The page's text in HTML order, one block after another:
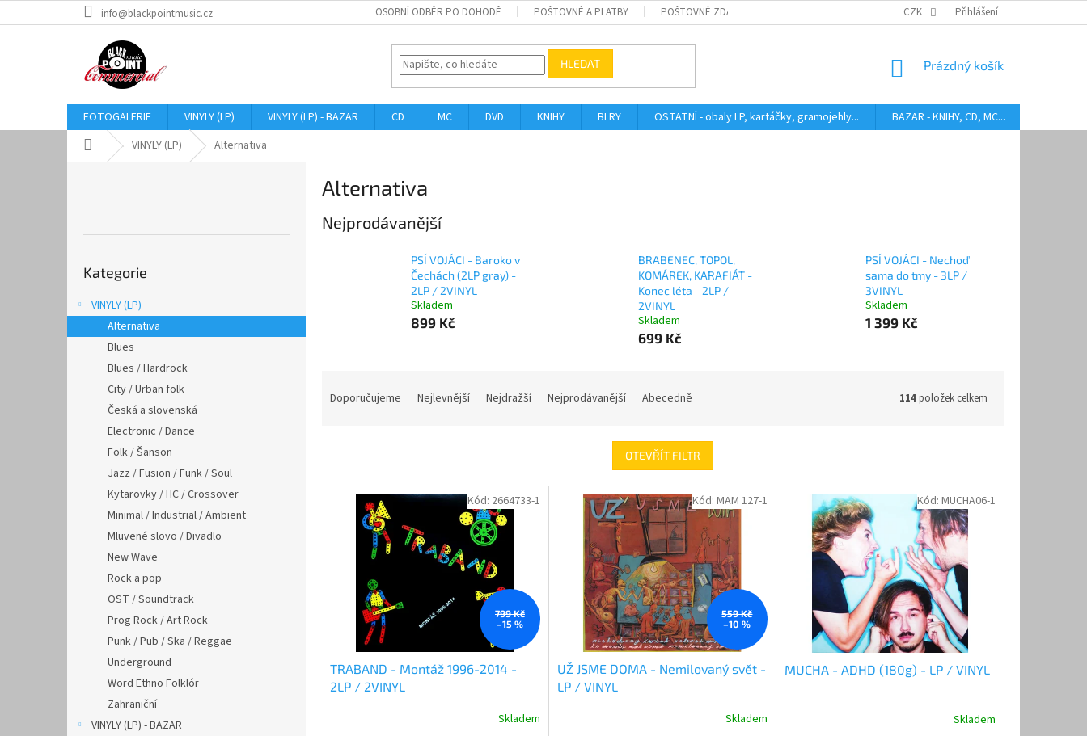
na
info@blackpointmusic.cz OSOBNÍ ODBĚR PO DOHODĚ POŠTOVNÉ A PLATBY POŠTOVNÉ ZDARMA HODNOCENÍ STAVU BAZAROVÝCH LP AUDIOKAZETY ANEB
CZK Přihlášení
HLEDAT
NÁKUPNÍ
Prázdný košík
FOTOGALERIE VINYLY (LP) VINYLY (LP) - BAZAR CD MC DVD KNIHY BLRY OSTATNÍ - obaly LP, kartáčky, gramojehly... BAZAR - KNIHY, CD, MC...
Domů VINYLY (LP) Alternativa
í
kategorie
Kategorie
VINYLY (LP)
Alternativa
Blues
Blues / Hardrock
City / Urban folk
Česká a slovenská
Electronic / Dance
Folk / Šanson
Jazz / Fusion / Funk / Soul
Kytarovky / HC / Crossover
Minimal / Industrial / Ambient
Mluvené slovo / Divadlo
New Wave
Rock a pop
OST / Soundtrack
Prog Rock / Art Rock
Punk / Pub / Ska / Reggae
Underground
Word Ethno Folklór
Zahraniční
VINYLY (LP) - BAZAR
Alternativa
Nejprodávanější
PSÍ VOJÁCI - Baroko v
Čechách (2LP gray) -
2LP / 2VINYL
Skladem
899 Kč
BRABENEC, TOPOL,
KOMÁREK, KARAFIÁT -
Konec léta - 2LP /
2VINYL
Skladem
699 Kč
PSÍ VOJÁCI - Nechoď
sama do tmy - 3LP /
3VINYL
Skladem
1 399 Kč
Doporučujeme Nejlevnější Nejdražší Nejprodávanější Abecedně 114položek celkem
OTEVŘÍT FILTR
799 Kč
–15 %
TRABAND - Montáž 1996-2014 -
2LP / 2VINYL
Skladem
Kód: 2664733-1
559 Kč
–10 %
UŽ JSME DOMA - Nemilovaný svět -
LP / VINYL
Skladem
Kód: MAM 127-1
MUCHA - ADHD (180g) - LP / VINYL
Skladem
Kód: MUCHA06-1